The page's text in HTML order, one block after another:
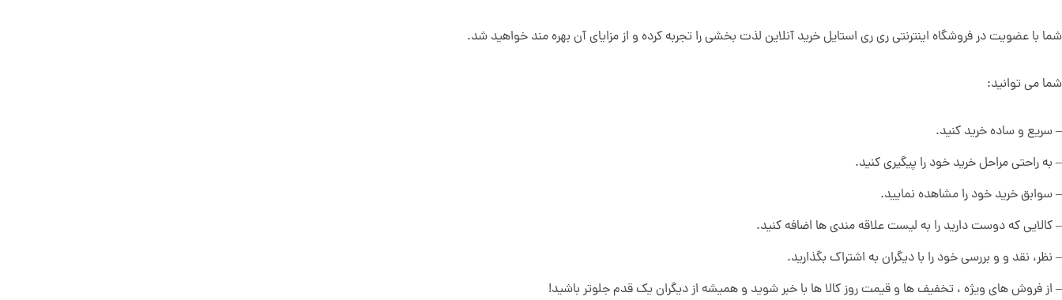
شما با عضویت در فروشگاه اینترنتی ری ری استایل خرید آنلاین لذت بخشی را تجربه کرده و از مزایای آن بهره مند خواهید شد.
شما می توانید:
– سریع و ساده خرید کنید.
– به راحتی مراحل خرید خود را پیگیری کنید.
– سوابق خرید خود را مشاهده نمایید.
– کالایی که دوست دارید را به لیست علاقه مندی ها اضافه کنید.
– نظر، نقد و و بررسی خود را با دیگران به اشتراک بگذارید.
– از فروش های ویژه ، تخفیف ها و قیمت روز کالا ها با خبر شوید و همیشه از دیگران یک قدم جلوتر باشید!